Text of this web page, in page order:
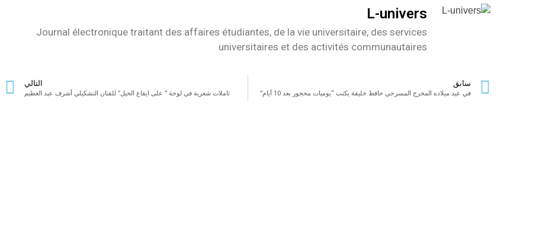
L-univers
Journal électronique traitant des affaires étudiantes, de la vie universitaire, des services
universitaires et des activités communautaires
سابق
في عيد ميلاده المخرج المسرحي حافظ خليفة يكتب “يوميات محجور بعد 10 أيام”
التالي
تاملات شعرية في لوحة ” على ايقاع الخيل” للفنان التشكيلي أشرف عبد العظيم